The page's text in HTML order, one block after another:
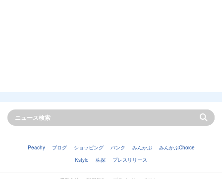
Peachy ブログ ショッピング バンク みんかぶ
みんかぶChoice
Kstyle
株探 プレスリリース